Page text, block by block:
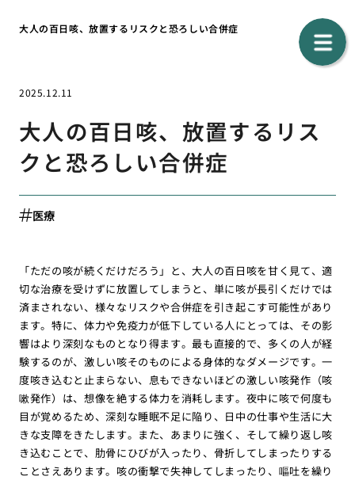
大人の百日咳、放置するリスクと恐ろしい合併症
2025.12.11
大人の百日咳、放置するリス
クと恐ろしい合併症
医療
「ただの咳が続くだけだろう」と、大人の百日咳を甘く見て、適
切な治療を受けずに放置してしまうと、単に咳が長引くだけでは
済まされない、様々なリスクや合併症を引き起こす可能性があり
ます。特に、体力や免疫力が低下している人にとっては、その影
響はより深刻なものとなり得ます。最も直接的で、多くの人が経
験するのが、激しい咳そのものによる身体的なダメージです。一
度咳き込むと止まらない、息もできないほどの激しい咳発作（咳
嗽発作）は、想像を絶する体力を消耗します。夜中に咳で何度も
目が覚めるため、深刻な睡眠不足に陥り、日中の仕事や生活に大
きな支障をきたします。また、あまりに強く、そして繰り返し咳
き込むことで、肋骨にひびが入ったり、骨折してしまったりする
ことさえあります。咳の衝撃で失神してしまったり、嘔吐を繰り